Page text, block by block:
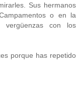
Sus hermanos
o en la
vergüenzas con los
porque has repetido